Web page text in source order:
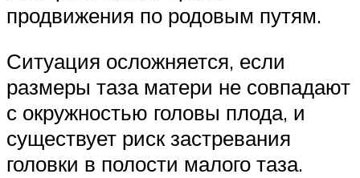
продвижения по родовым путям.
Ситуация осложняется, если
размеры таза матери не совпадают
с окружностью головы плода, и
существует риск застревания
головки в полости малого таза.